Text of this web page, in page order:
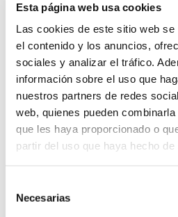
Esta página web usa cookies
Las cookies de este sitio web
el contenido y los anuncios,
sociales y analizar el tráfico.
información sobre el uso que
nuestros partners de redes
web, quienes pueden
que les haya proporcionado o
partir del uso que haya hecho
Necesarias
Esperanza Durán-Delgado, Raquel
Guijarro Sánchez
Exposiciones